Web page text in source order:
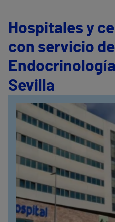
Hospitales y
con servicio de
Sevilla